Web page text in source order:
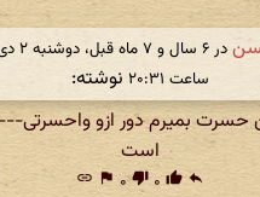
ساعت ۲۰:۳۱
نوشته:
حسرت بمیرم دور ازو
است
reply
thumb_up ۰ thumb_down ۰ flag
link